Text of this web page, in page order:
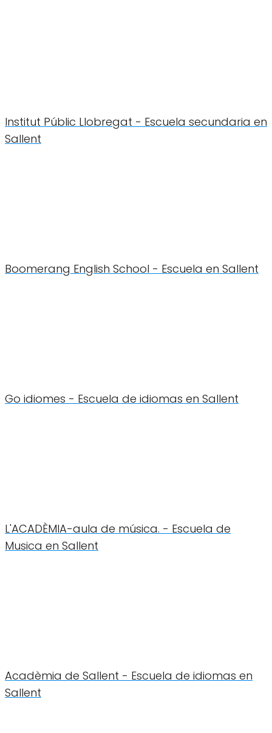
Institut Públic Llobregat - Escuela secundaria en
Sallent
Boomerang English School - Escuela en Sallent
Go idiomes - Escuela de idiomas en Sallent
L'ACADÈMIA-aula de música. - Escuela de
Musica en Sallent
Acadèmia de Sallent - Escuela de idiomas en
Sallent